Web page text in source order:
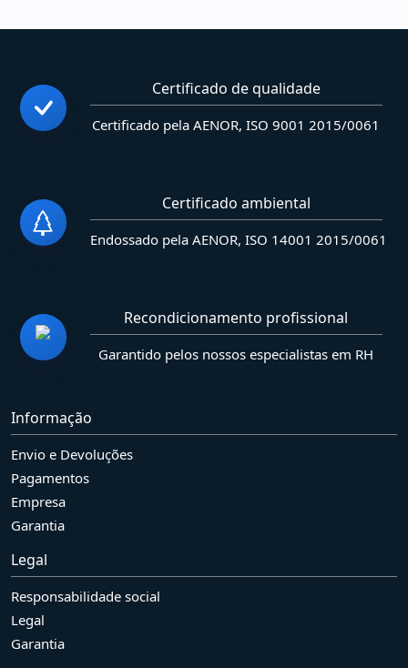
Certificado de qualidade
Certificado pela AENOR, ISO 9001 2015/0061
Certificado ambiental
Endossado pela AENOR, ISO 14001 2015/0061
Recondicionamento profissional
Garantido pelos nossos especialistas em RH
Informação
Envio e Devoluções
Pagamentos
Empresa
Garantia
Legal
Responsabilidade social
Legal
Garantia